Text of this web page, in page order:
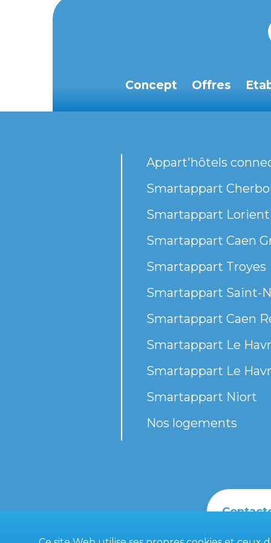
Concept Offres
Appart'hôtels
Smartappart
Smartappart Lorient
Smartappart Caen
Smartappart Troyes
Smartappart Saint-
Smartappart Caen
Smartappart Le
Smartappart Le
Smartappart Niort
Nos logements